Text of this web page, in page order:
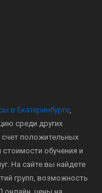
в Екатеринбурге
среди других
положительных
обучения и
На сайте вы найдете
групп, возможность